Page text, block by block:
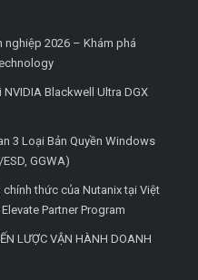
nghiệp 2026 – Khám phá
Blackwell Ultra DGX
3 Loại Bản Quyền Windows
GGWA)
thức của Nutanix tại Việt
Partner Program
LƯỢC VẬN HÀNH DOANH